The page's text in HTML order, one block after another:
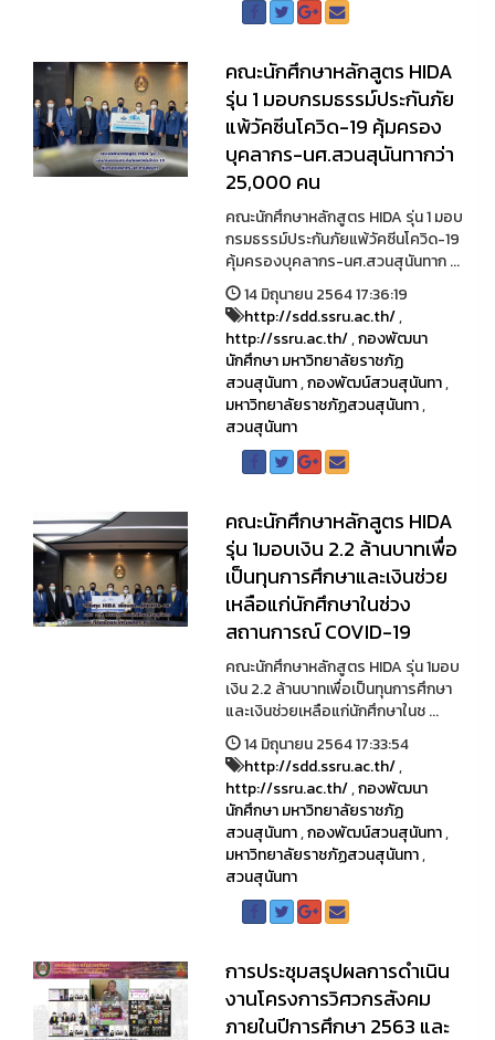
คณะนักศึกษาหลักสูตร HIDA
รุ่น 1 มอบกรมธรรม์ประกันภัย
แพ้วัคซีนโควิด-19 คุ้มครอง
บุคลากร-นศ.สวนสุนันทากว่า
25,000 คน
คณะนักศึกษาหลักสูตร HIDA รุ่น 1 มอบ
กรมธรรม์ประกันภัยแพ้วัคซีนโควิด-19
คุ้มครองบุคลากร-นศ.สวนสุนันทาก ...
14 มิถุนายน 2564 17:36:19
http://sdd.ssru.ac.th/,
http://ssru.ac.th/,กองพัฒนา
นักศึกษา มหาวิทยาลัยราชภัฏ
สวนสุนันทา,กองพัฒน์สวนสุนันทา,
มหาวิทยาลัยราชภัฏสวนสุนันทา,
สวนสุนันทา
คณะนักศึกษาหลักสูตร HIDA
รุ่น 1มอบเงิน 2.2 ล้านบาทเพื่อ
เป็นทุนการศึกษาและเงินช่วย
เหลือแก่นักศึกษาในช่วง
สถานการณ์ COVID-19
คณะนักศึกษาหลักสูตร HIDA รุ่น 1มอบ
เงิน 2.2 ล้านบาทเพื่อเป็นทุนการศึกษา
และเงินช่วยเหลือแก่นักศึกษาในช ...
14 มิถุนายน 2564 17:33:54
http://sdd.ssru.ac.th/,
http://ssru.ac.th/,กองพัฒนา
นักศึกษา มหาวิทยาลัยราชภัฏ
สวนสุนันทา,กองพัฒน์สวนสุนันทา,
มหาวิทยาลัยราชภัฏสวนสุนันทา,
สวนสุนันทา
การประชุมสรุปผลการดำเนิน
งานโครงการวิศวกรสังคม
ภายในปีการศึกษา 2563 และ